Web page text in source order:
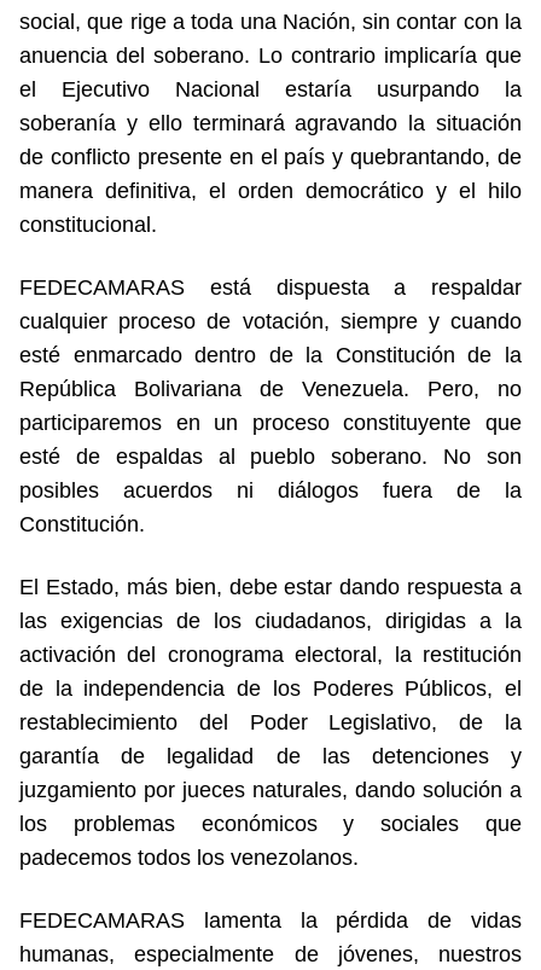
social, que rige a toda una Nación, sin contar con la
anuencia del soberano. Lo contrario implicaría que
el Ejecutivo Nacional estaría usurpando la
soberanía y ello terminará agravando la situación
de conflicto presente en el país y quebrantando, de
manera definitiva, el orden democrático y el hilo
constitucional.
FEDECAMARAS está dispuesta a respaldar
cualquier proceso de votación, siempre y cuando
esté enmarcado dentro de la Constitución de la
República Bolivariana de Venezuela. Pero, no
participaremos en un proceso constituyente que
esté de espaldas al pueblo soberano. No son
posibles acuerdos ni diálogos fuera de la
Constitución.
El Estado, más bien, debe estar dando respuesta a
las exigencias de los ciudadanos, dirigidas a la
activación del cronograma electoral, la restitución
de la independencia de los Poderes Públicos, el
restablecimiento del Poder Legislativo, de la
garantía de legalidad de las detenciones y
juzgamiento por jueces naturales, dando solución a
los problemas económicos y sociales que
padecemos todos los venezolanos.
FEDECAMARAS lamenta la pérdida de vidas
humanas, especialmente de jóvenes, nuestros